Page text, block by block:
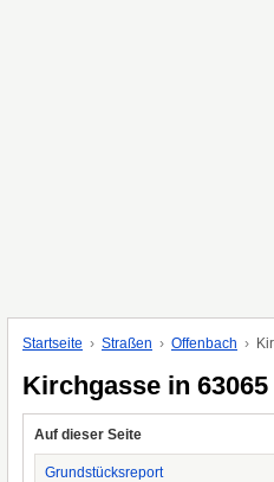
Startseite Straßen Offenbach
Kirchgasse in
Auf dieser Seite
Grundstücksreport